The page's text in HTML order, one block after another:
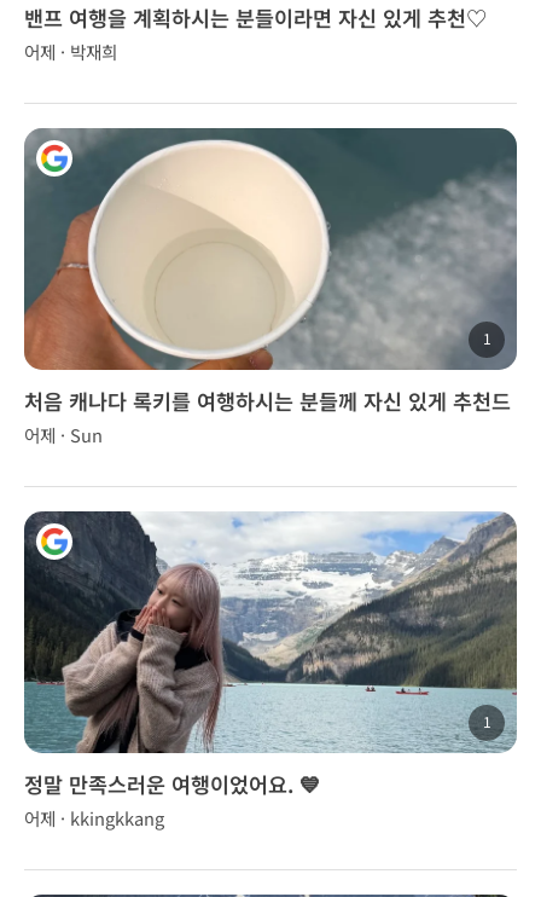
밴프 여행을 계획하시는 분들이라면 자신 있게 추천♡
어제 · 박재희
1
처음 캐나다 록키를 여행하시는 분들께 자신 있게 추천드
립니다.
어제 · Sun
1
정말 만족스러운 여행이었어요. 💙
어제 · kkingkkang